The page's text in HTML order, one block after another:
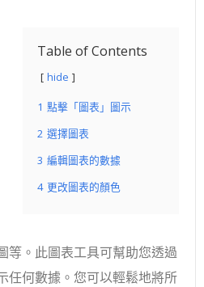
Table of Contents
hide
1 點擊「圖表」圖示
2 選擇圖表
3 編輯圖表的數據
4 更改圖表的顏色
等。此圖表工具可幫助您透過
任何數據。您可以輕鬆地將所